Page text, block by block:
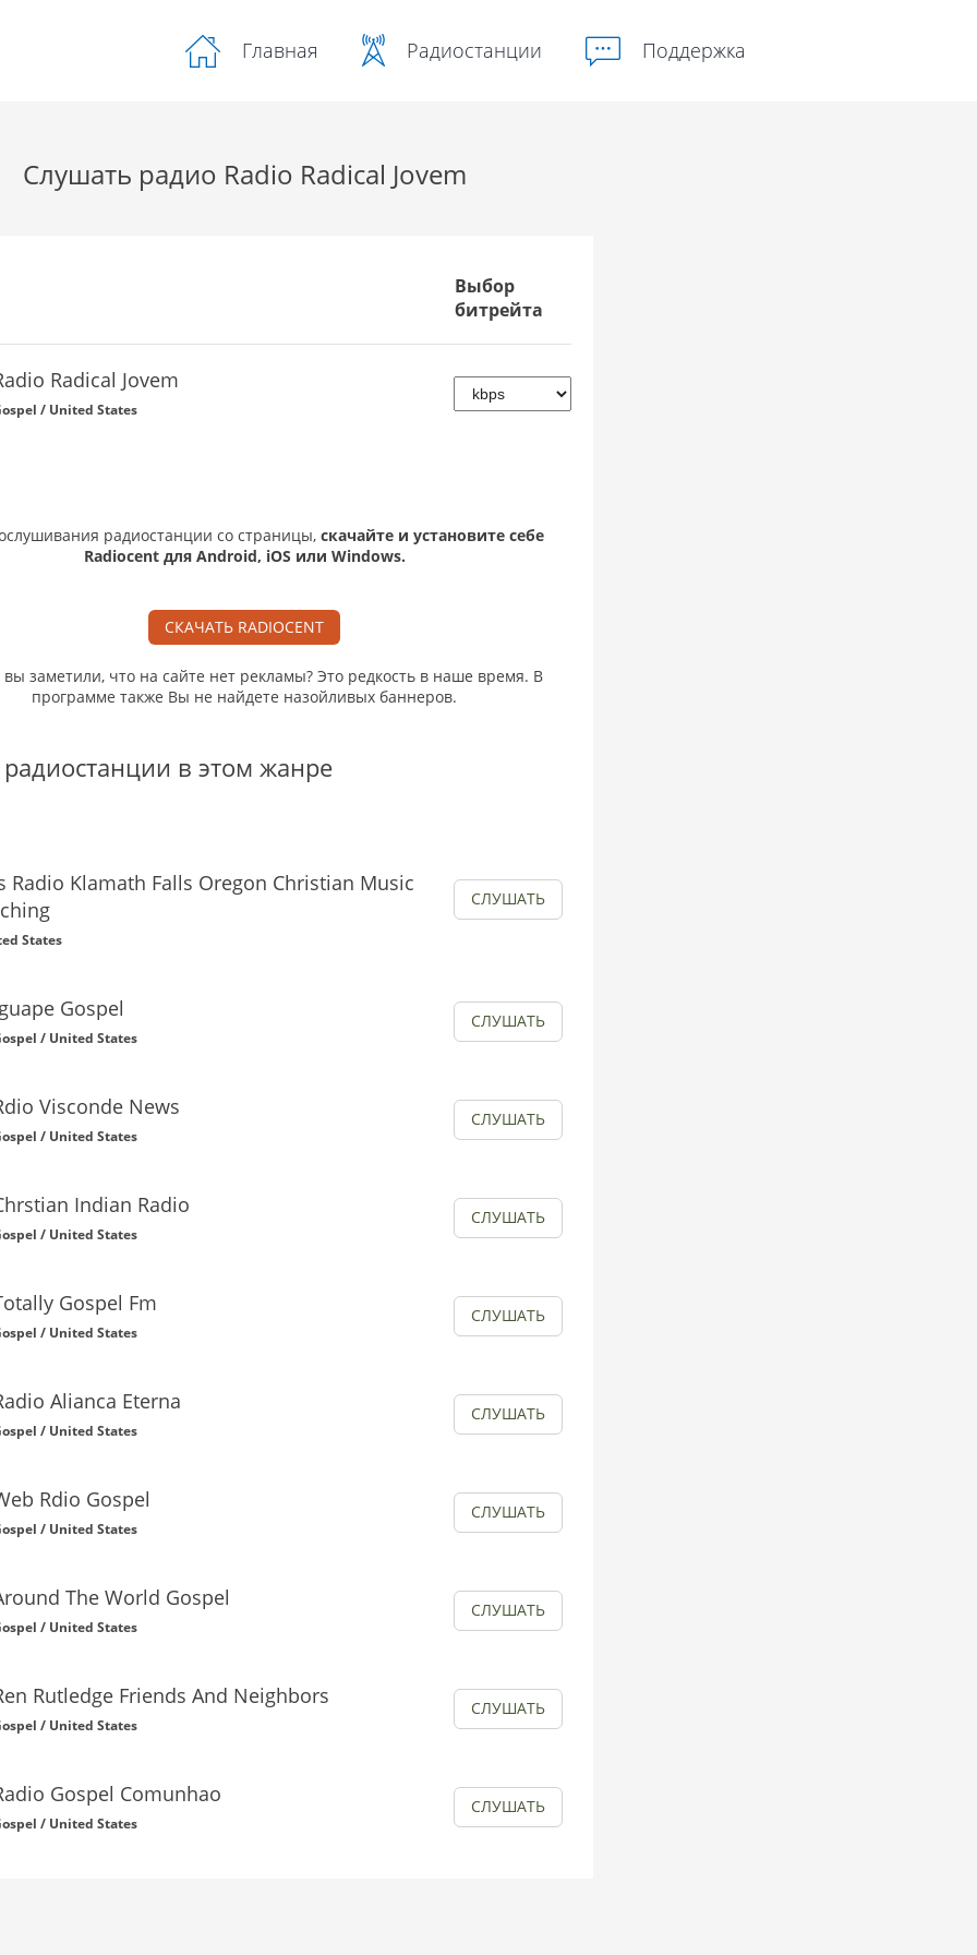
Главная Радиостанции Поддержка
Слушать радио Radio Radical Jovem
Выбор
битрейта
Radical Jovem
/ United States
радиостанции со страницы, скачайте и установите себе
Radiocent для Android, iOS или Windows.
СКАЧАТЬ RADIOCENT
вы заметили, что на сайте нет рекламы? Это редкость в наше время. В
программе также Вы не найдете назойливых баннеров.
в этом жанре
Radio Klamath Falls Oregon Christian Music
States
СЛУШАТЬ
Gospel
/ United States
СЛУШАТЬ
Visconde News
/ United States
СЛУШАТЬ
Indian Radio
/ United States
СЛУШАТЬ
Gospel Fm
/ United States
СЛУШАТЬ
Alianca Eterna
/ United States
СЛУШАТЬ
Rdio Gospel
/ United States
СЛУШАТЬ
The World Gospel
/ United States
СЛУШАТЬ
Rutledge Friends And Neighbors
/ United States
СЛУШАТЬ
Gospel Comunhao
/ United States
СЛУШАТЬ